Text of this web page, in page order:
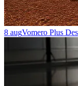
8 augVomero Plus